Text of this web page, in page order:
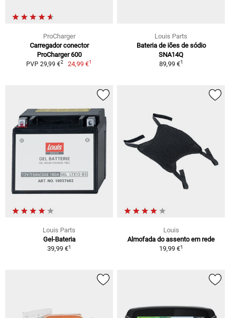
ProCharger
Carregador conector
ProCharger 600
PVP 29,99 €2 24,99 €1
Louis Parts
Bateria de iões de sódio
SNA14Q
89,99 €1
Louis Parts
Gel-Bateria
39,99 €1
Louis
Almofada do assento em rede
19,99 €1